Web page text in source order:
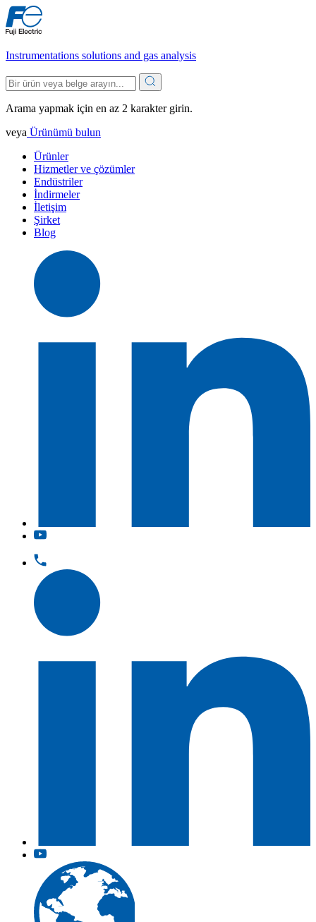
Instrumentations solutions and gas analysis
Arama yapmak için en az 2 karakter girin.
veya Ürünümü bulun
Ürünler
Hizmetler ve çözümler
Endüstriler
İndirmeler
İletişim
Şirket
Blog